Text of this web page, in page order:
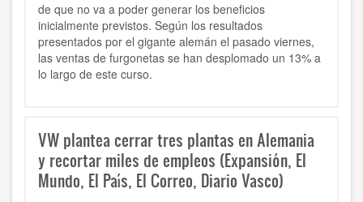
de que no va a poder generar los beneficios
inicialmente previstos. Según los resultados
presentados por el gigante alemán el pasado viernes,
las ventas de furgonetas se han desplomado un 13% a
lo largo de este curso.
VW plantea cerrar tres plantas en Alemania
y recortar miles de empleos (Expansión, El
Mundo, El País, El Correo, Diario Vasco)